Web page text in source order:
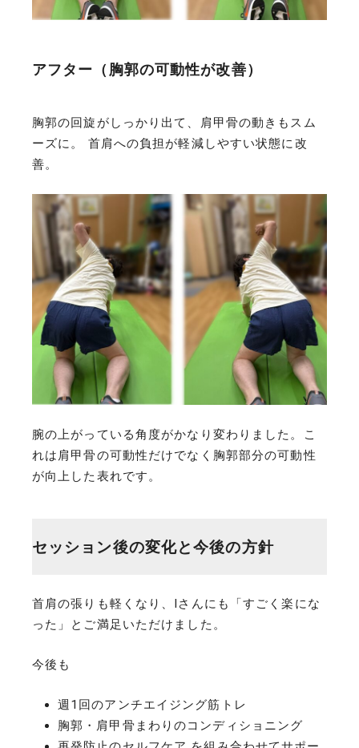
アフター（胸郭の可動性が改善）
胸郭の回旋がしっかり出て、肩甲骨の動きもスム
ーズに。 首肩への負担が軽減しやすい状態に改
善。
腕の上がっている角度がかなり変わりました。こ
れは肩甲骨の可動性だけでなく胸郭部分の可動性
が向上した表れです。
セッション後の変化と今後の方針
首肩の張りも軽くなり、Iさんにも「すごく楽にな
った」とご満足いただけました。
今後も
週1回のアンチエイジング筋トレ
胸郭・肩甲骨まわりのコンディショニング